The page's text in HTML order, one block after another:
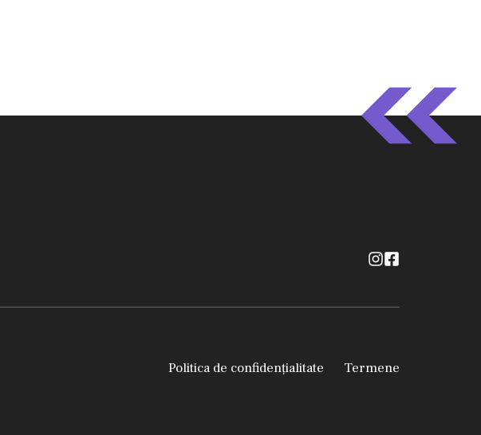
Politica de confidențialitate Termene